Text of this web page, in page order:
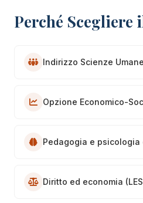
Perché Scegliere
Indirizzo Scienze Umane
Opzione Economico-
Pedagogia e
Diritto ed economia